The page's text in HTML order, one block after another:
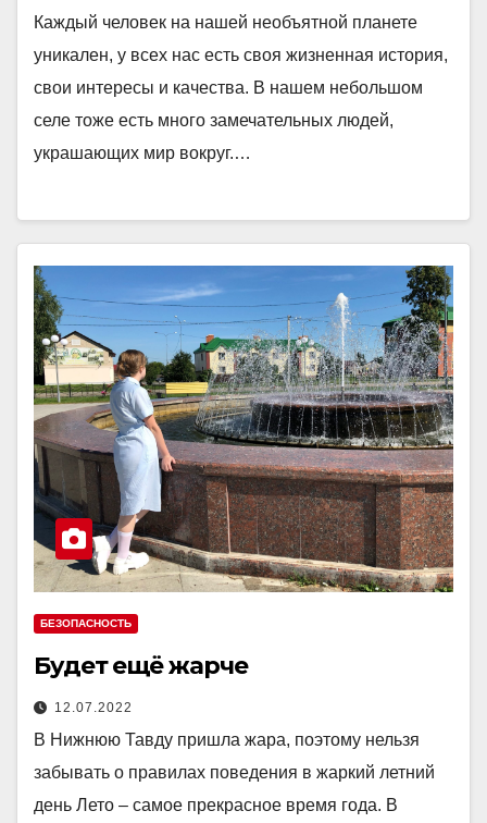
Каждый человек на нашей необъятной планете
уникален, у всех нас есть своя жизненная история,
свои интересы и качества. В нашем небольшом
селе тоже есть много замечательных людей,
украшающих мир вокруг.…
БЕЗОПАСНОСТЬ
Будет ещё жарче
12.07.2022
В Нижнюю Тавду пришла жара, поэтому нельзя
забывать о правилах поведения в жаркий летний
день Лето – самое прекрасное время года. В